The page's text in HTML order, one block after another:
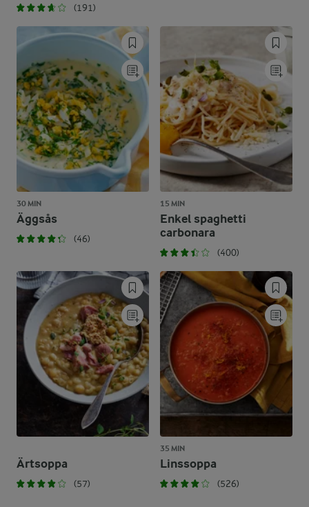
(191)
30 MIN
Äggsås
(46)
15 MIN
Enkel spaghetti
carbonara
(400)
Ärtsoppa
(57)
35 MIN
Linssoppa
(526)